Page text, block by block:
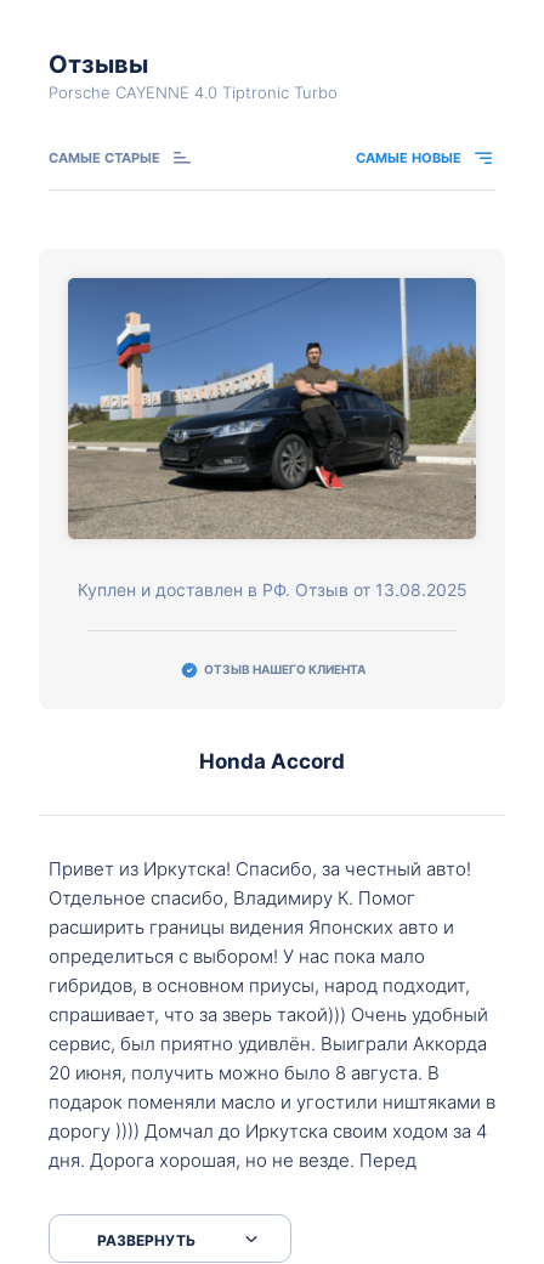
Отзывы
Porsche CAYENNE 4.0 Tiptronic Turbo
САМЫЕ СТАРЫЕ САМЫЕ НОВЫЕ
Куплен и доставлен в РФ. Отзыв от 13.08.2025
ОТЗЫВ НАШЕГО КЛИЕНТА
Honda Accord
Привет из Иркутска! Спасибо, за честный авто!
Отдельное спасибо, Владимиру К. Помог
расширить границы видения Японских авто и
определиться с выбором! У нас пока мало
гибридов, в основном приусы, народ подходит,
спрашивает, что за зверь такой))) Очень удобный
сервис, был приятно удивлён. Выиграли Аккорда
20 июня, получить можно было 8 августа. В
подарок поменяли масло и угостили ништяками в
дорогу )))) Домчал до Иркутска своим ходом за 4
дня. Дорога хорошая, но не везде. Перед
серпантинах по пути следования.
РАЗВЕРНУТЬ